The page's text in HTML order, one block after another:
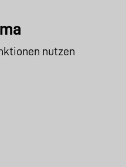
nutzen